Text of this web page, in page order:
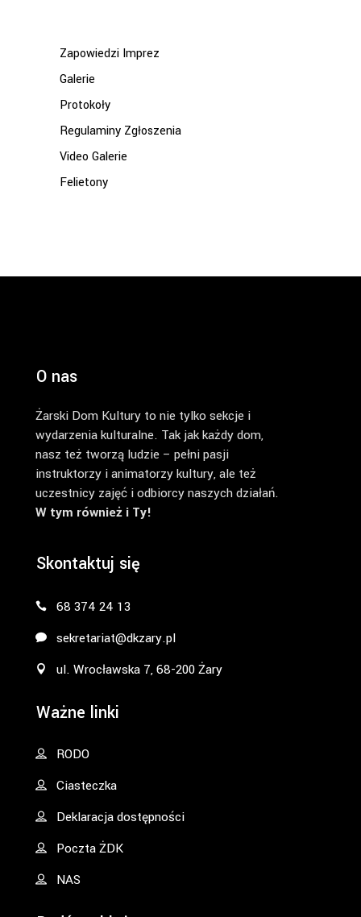
Zapowiedzi Imprez
Galerie
Protokoły
Regulaminy Zgłoszenia
Video Galerie
Felietony
O nas
Żarski Dom Kultury to nie tylko sekcje i
wydarzenia kulturalne. Tak jak każdy dom,
nasz też tworzą ludzie – pełni pasji
instruktorzy i animatorzy kultury, ale też
uczestnicy zajęć i odbiorcy naszych działań.
W tym również i Ty!
Skontaktuj się
68 374 24 13
sekretariat@dkzary.pl
ul. Wrocławska 7, 68-200 Żary
Ważne linki
RODO
Ciasteczka
Deklaracja dostępności
Poczta ŻDK
NAS